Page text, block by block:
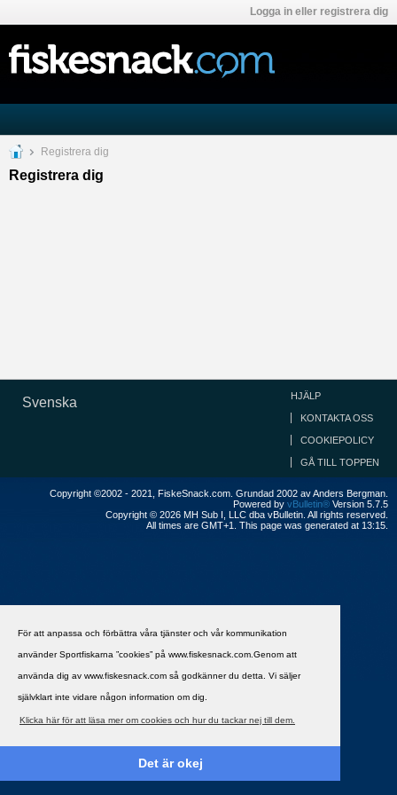
För att anpassa och förbättra våra tjänster och vår kommunikation
använder Sportfiskarna ”cookies” på www.fiskesnack.com.Genom att
använda dig av www.fiskesnack.com så godkänner du detta. Vi säljer
självklart inte vidare någon information om dig.
Klicka här för att läsa mer om cookies och hur du tackar nej till dem.
Det är okej
Logga in eller registrera dig
Registrera dig
Registrera dig
Svenska HJÄLP
KONTAKTA OSS
COOKIEPOLICY
GÅ TILL TOPPEN
Copyright ©2002 - 2021, FiskeSnack.com. Grundad 2002 av Anders Bergman.
Powered by vBulletin® Version 5.7.5
Copyright © 2026 MH Sub I, LLC dba vBulletin. All rights reserved.
All times are GMT+1. This page was generated at 13:15.